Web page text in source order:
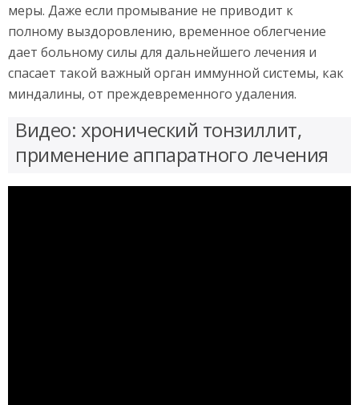
меры. Даже если промывание не приводит к
полному выздоровлению, временное облегчение
дает больному силы для дальнейшего лечения и
спасает такой важный орган иммунной системы, как
миндалины, от преждевременного удаления.
Видео: хронический тонзиллит,
применение аппаратного лечения